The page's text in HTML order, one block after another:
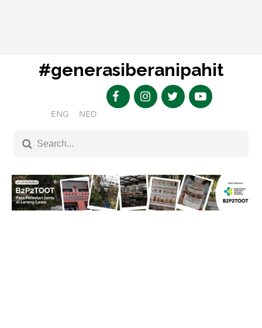
#generasiberanipahit
ENG NED